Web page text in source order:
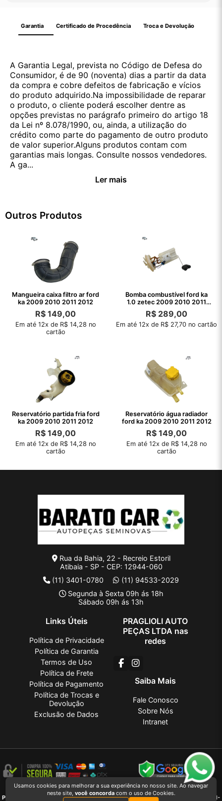
Garantia Certificado de Procedência Troca e Devolução
A Garantia Legal, prevista no Código de Defesa do
Consumidor, é de 90 (noventa) dias a partir da data
da compra e cobre defeitos de fabricação e vícios
do produto adquirido.Na impossibilidade de reparar
o produto, o cliente poderá escolher dentre as
opções previstas no parágrafo primeiro do artigo 18
da Lei nº 8.078/1990, ou, ainda, a utilização do
crédito como parte do pagamento de outro produto
de valor superior.Alguns produtos contam com
garantias mais longas. Consulte nossos vendedores.
A ga...
Ler mais
Outros Produtos
Mangueira caixa filtro ar ford
ka 2009 2010 2011 2012
R$ 149,00
Em até 12x de R$ 14,28 no
cartão
Bomba combustível ford ka
1.0 zetec 2009 2010 2011
2012
R$ 289,00
Em até 12x de R$ 27,70 no cartão
Reservatório partida fria ford
ka 2009 2010 2011 2012
R$ 149,00
Em até 12x de R$ 14,28 no
cartão
Reservatório água radiador
ford ka 2009 2010 2011 2012
R$ 149,00
Em até 12x de R$ 14,28 no
cartão
Rua da Bahia, 22 - Recreio Estoril
Atibaia - SP - CEP: 12944-060
(11) 3401-0780
(11) 94533-2029
Segunda à Sexta 09h ás 18h
Sábado 09h ás 13h
Links Úteis
Política de Privacidade
Política de Garantia
Termos de Uso
Política de Frete
Política de Pagamento
Política de Trocas e
Devolução
Exclusão de Dados
PRAGLIOLI AUTO
PEÇAS LTDA nas
redes
Saiba Mais
Fale Conosco
Sobre Nós
Intranet
PRAGLIOLI AUTO PEÇAS LTDA 2026 CREATED BYVAAPT
PRAGLIOLI AUTO PEÇAS LTDAé uma empresa inscrita no CNPJ27.381.736/0001-
Usamos cookies para melhorar a sua experiência no nosso site. Ao navegar
neste site, você concordacom o uso de Cookies.